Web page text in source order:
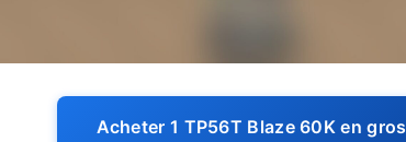
Acheter 1 TP56T Blaze 60K en gros